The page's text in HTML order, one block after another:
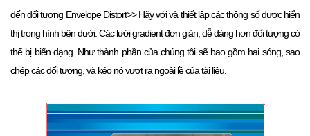
đến đối tượng Envelope Distort>> Hãy với và thiết lập các thông số được hiển
thị trong hình bên dưới.Các lưới gradient đơn giản, dễ dàng hơn đối tượng có
thể bị biến dạng. Như thành phần của chúng tôi sẽ bao gồm hai sóng, sao
chép các đối tượng, và kéo nó vượt ra ngoài lề của tài liệu.